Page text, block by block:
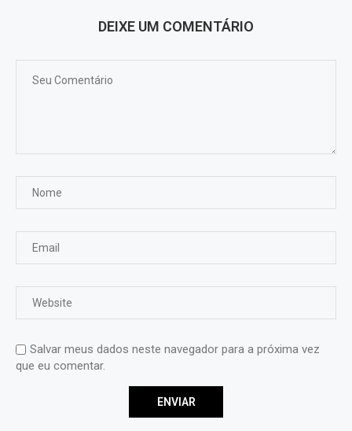
DEIXE UM COMENTÁRIO
Salvar meus dados neste navegador para a próxima vez
que eu comentar.